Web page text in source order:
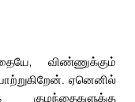
விண்ணுக்கும்
ஏனெனில்